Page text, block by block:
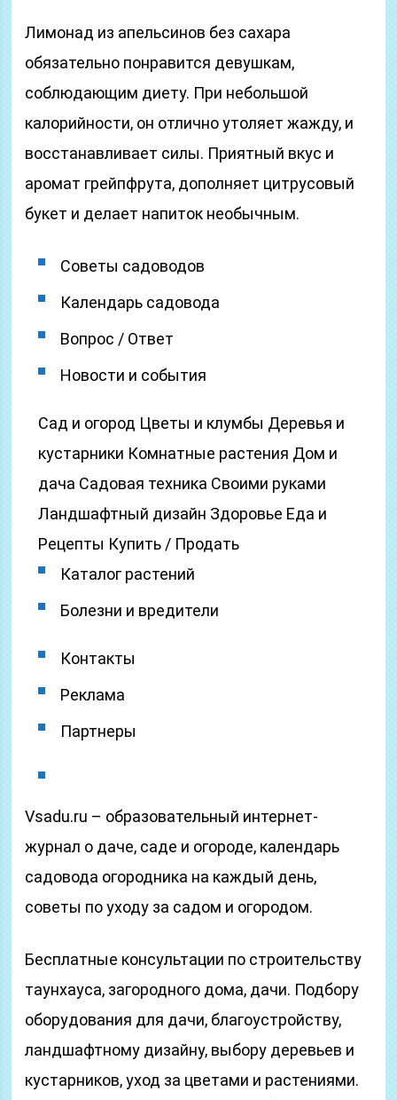
Лимонад из апельсинов без сахара
обязательно понравится девушкам,
соблюдающим диету. При небольшой
калорийности, он отлично утоляет жажду, и
восстанавливает силы. Приятный вкус и
аромат грейпфрута, дополняет цитрусовый
букет и делает напиток необычным.
Советы садоводов
Календарь садовода
Вопрос / Ответ
Новости и события
Сад и огород Цветы и клумбы Деревья и
кустарники Комнатные растения Дом и
дача Садовая техника Своими руками
Ландшафтный дизайн Здоровье Еда и
Рецепты Купить / Продать
Каталог растений
Болезни и вредители
Контакты
Реклама
Партнеры
Vsadu.ru – образовательный интернет-
журнал о даче, саде и огороде, календарь
садовода огородника на каждый день,
советы по уходу за садом и огородом.
Бесплатные консультации по строительству
таунхауса, загородного дома, дачи. Подбору
оборудования для дачи, благоустройству,
ландшафтному дизайну, выбору деревьев и
кустарников, уход за цветами и растениями.